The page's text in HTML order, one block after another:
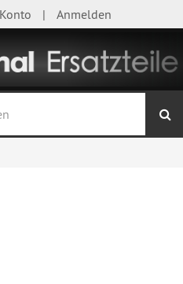
Anmelden